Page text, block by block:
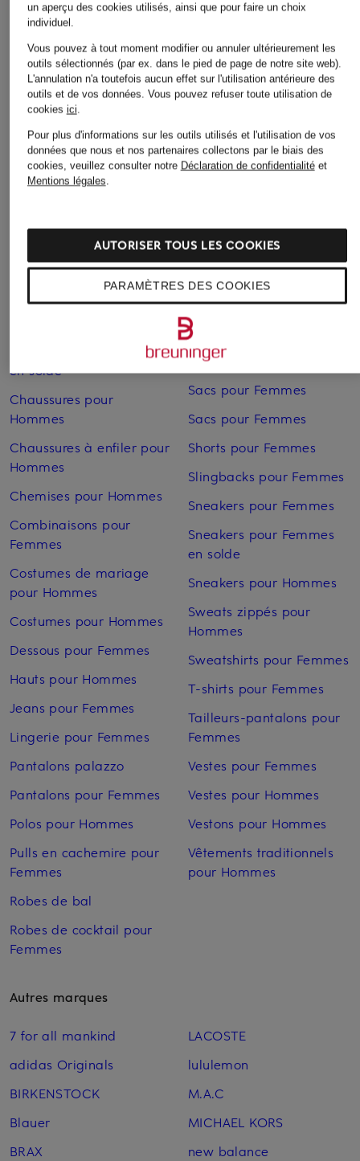
Autres catégories
Bikinis pour Femmes
Blazers pour Femmes
Cardigans et gilets pour
Chaussures business pour
Chaussures pour Femmes
en solde
Chaussures pour
Hommes
Chaussures à enfiler pour
Hommes
Chemises pour Hommes
Combinaisons pour
Femmes
Costumes de mariage
pour Hommes
Costumes pour Hommes
Dessous pour Femmes
Hauts pour Hommes
Jeans pour Femmes
Lingerie pour Femmes
Pantalons palazzo
Pantalons pour Femmes
Polos pour Hommes
Pulls en cachemire pour
Femmes
Robes de bal
Robes de cocktail pour
Femmes
Robes de mariage civil
pour Femmes
Robes de soirée pour
Femmes
Robes pour Femmes
Robes pour Femmes en
solde
Sacs pour Femmes
Sacs pour Femmes
Shorts pour Femmes
Slingbacks pour Femmes
Sneakers pour Femmes
Sneakers pour Femmes
en solde
Sneakers pour Hommes
Sweats zippés pour
Hommes
Sweatshirts pour Femmes
T-shirts pour Femmes
Tailleurs-pantalons pour
Femmes
Vestes pour Femmes
Vestes pour Hommes
Vestons pour Hommes
Vêtements traditionnels
pour Hommes
Autres marques
7 for all mankind
adidas Originals
BIRKENSTOCK
Blauer
BRAX
LACOSTE
lululemon
M.A.C
MICHAEL KORS
new balance
un aperçu des cookies utilisés, ainsi que pour faire un choix
individuel.
Vous pouvez à tout moment modifier ou annuler ultérieurement les
outils sélectionnés (par ex. dans le pied de page de notre site web).
L'annulation n'a toutefois aucun effet sur l'utilisation antérieure des
outils et de vos données. Vous pouvez refuser toute utilisation de
cookies ici.
Pour plus d'informations sur les outils utilisés et l'utilisation de vos
données que nous et nos partenaires collectons par le biais des
cookies, veuillez consulter notre Déclaration de confidentialitéet
Mentions légales.
PARAMÈTRES DES COOKIES
AUTORISER TOUS LES COOKIES